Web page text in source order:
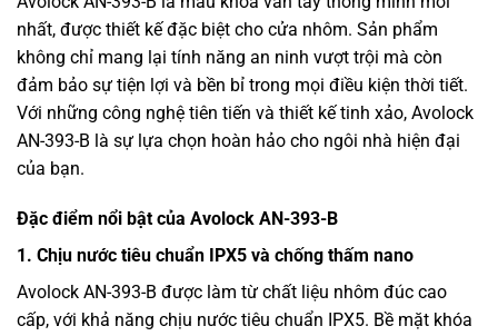
nhất, được thiết kế đặc biệt cho cửa nhôm. Sản phẩm
không chỉ mang lại tính năng an ninh vượt trội mà còn
đảm bảo sự tiện lợi và bền bỉ trong mọi điều kiện thời tiết.
Với những công nghệ tiên tiến và thiết kế tinh xảo, Avolock
AN-393-B là sự lựa chọn hoàn hảo cho ngôi nhà hiện đại
của bạn.
Đặc điểm nổi bật của Avolock AN-393-B
1. Chịu nước tiêu chuẩn IPX5 và chống thấm nano
Avolock AN-393-B được làm từ chất liệu nhôm đúc cao
cấp, với khả năng chịu nước tiêu chuẩn IPX5. Bề mặt khóa